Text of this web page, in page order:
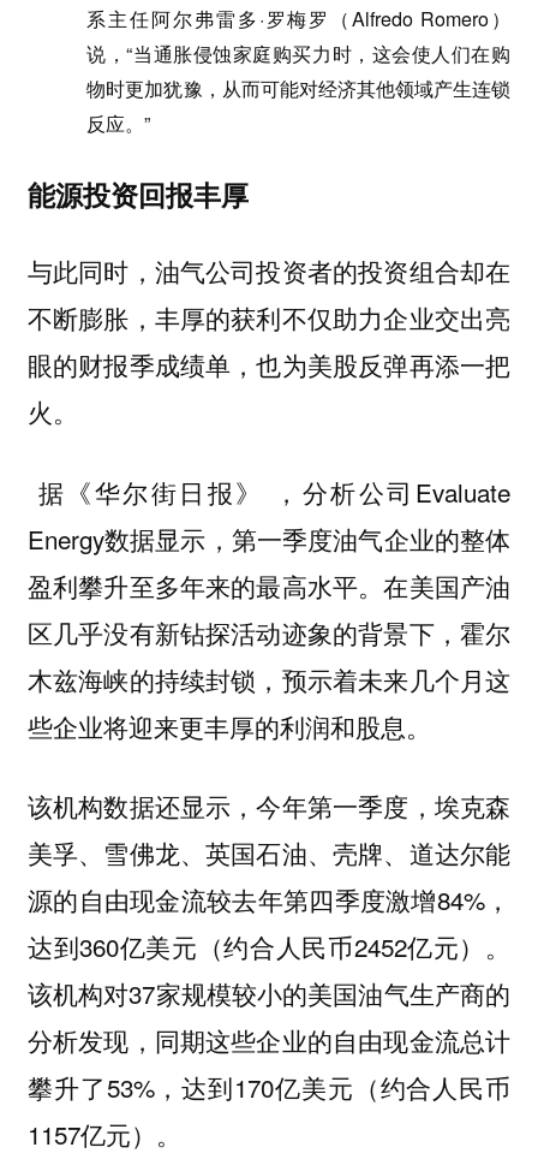
系主任阿尔弗雷多·罗梅罗（Alfredo Romero）
说，“当通胀侵蚀家庭购买力时，这会使人们在购
物时更加犹豫，从而可能对经济其他领域产生连锁
反应。”
能源投资回报丰厚
与此同时，油气公司投资者的投资组合却在
不断膨胀，丰厚的获利不仅助力企业交出亮
眼的财报季成绩单，也为美股反弹再添一把
火。
据《华尔街日报》 ，分析公司Evaluate
Energy数据显示， 第一季度油气企业的整体
盈利攀升至多年来的最高水平。在美国产油
区几乎没有新钻探活动迹象的背景下，霍尔
木兹海峡的持续封锁，预示着未来几个月这
些企业将迎来更丰厚的利润和股息。
该机构数据还显示，今年第一季度，埃克森
美孚、雪佛龙、英国石油、壳牌、道达尔能
源的自由现金流较去年第四季度激增84%，
达到360亿美元（约合人民币2452亿元）。
该机构对37家规模较小的美国油气生产商的
分析发现，同期这些企业的自由现金流总计
攀升了53%，达到170亿美元（约合人民币
1157亿元）。